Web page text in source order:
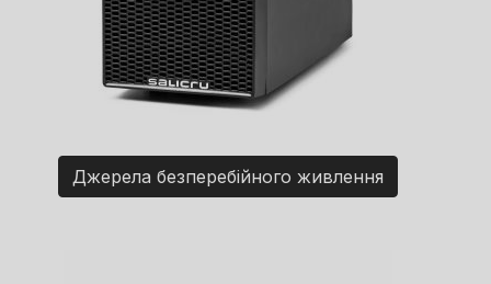
Джерела безперебійного живлення